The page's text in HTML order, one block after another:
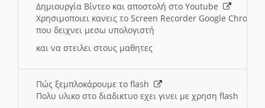
Δημιουργία Βίντεο και αποστολή στο Youtube
Χρησιμοποιει κανεις το Screen Recorder Google Chrome
που δειχνει μεσω υπολογιστή
και να στειλει στους μαθητες
Πώς ξεμπλοκάρουμε το flash
Πολυ υλικο στο διαδικτυο εχει γινει με χρηση flash